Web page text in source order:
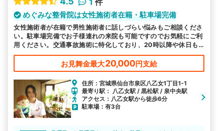
1 件
めぐみな整骨院は女性施術者在籍・駐車場完備
女性施術者が在籍で男性施術者に話しづらい悩みもご相談くださ
い。駐車場完備でお子様連れの来院も可能ですのでお気軽にご利
用ください。交通事故施術に特化しており、20時以降や休日も
営業でお忙しい方も通いやすいと好評です。
お見舞金最大20,000円支給
住所：宮城県仙台市泉区八乙女1丁目1-1
最寄り駅： 八乙女駅 / 黒松駅 / 泉中央駅
アクセス：八乙女駅から徒歩6分
駐車場：有3台